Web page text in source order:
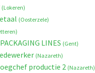
(Lokeren)
(Oosterzele)
LINES (Gent)
(Nazareth)
productie 2 (Nazareth)